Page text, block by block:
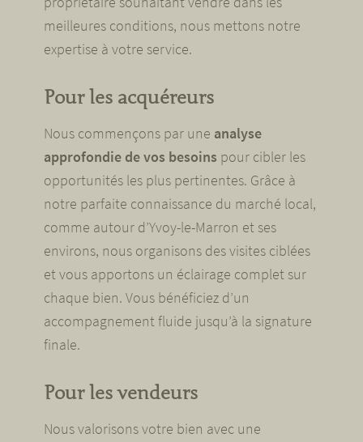
meilleures conditions, nous mettons notre
expertise à votre service.
Pour les acquéreurs
Nous commençons par une analyse
approfondie de vos besoins pour cibler les
opportunités les plus pertinentes. Grâce à
notre parfaite connaissance du marché local,
comme autour d’Yvoy-le-Marron et ses
environs, nous organisons des visites ciblées
et vous apportons un éclairage complet sur
chaque bien. Vous bénéficiez d’un
accompagnement fluide jusqu’à la signature
finale.
Pour les vendeurs
Nous valorisons votre bien avec une